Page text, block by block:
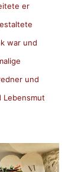
er
war und
und
Lebensmut